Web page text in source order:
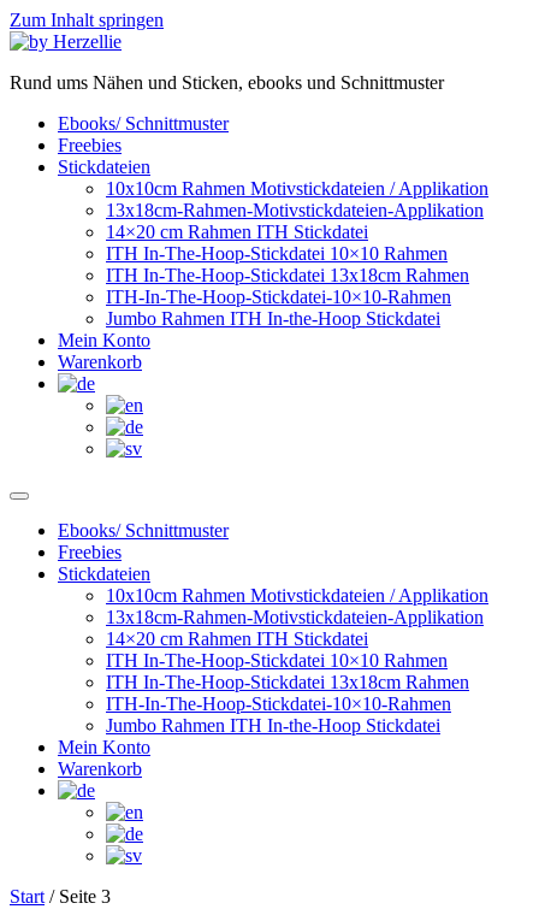
Zum Inhalt springen
Rund ums Nähen und Sticken, ebooks und Schnittmuster
Ebooks/ Schnittmuster
Freebies
Stickdateien
10x10cm Rahmen Motivstickdateien / Applikation
13x18cm-Rahmen-Motivstickdateien-Applikation
14×20 cm Rahmen ITH Stickdatei
ITH In-The-Hoop-Stickdatei 10×10 Rahmen
ITH In-The-Hoop-Stickdatei 13x18cm Rahmen
ITH-In-The-Hoop-Stickdatei-10×10-Rahmen
Jumbo Rahmen ITH In-the-Hoop Stickdatei
Mein Konto
Warenkorb
Ebooks/ Schnittmuster
Freebies
Stickdateien
10x10cm Rahmen Motivstickdateien / Applikation
13x18cm-Rahmen-Motivstickdateien-Applikation
14×20 cm Rahmen ITH Stickdatei
ITH In-The-Hoop-Stickdatei 10×10 Rahmen
ITH In-The-Hoop-Stickdatei 13x18cm Rahmen
ITH-In-The-Hoop-Stickdatei-10×10-Rahmen
Jumbo Rahmen ITH In-the-Hoop Stickdatei
Mein Konto
Warenkorb
Start / Seite 3